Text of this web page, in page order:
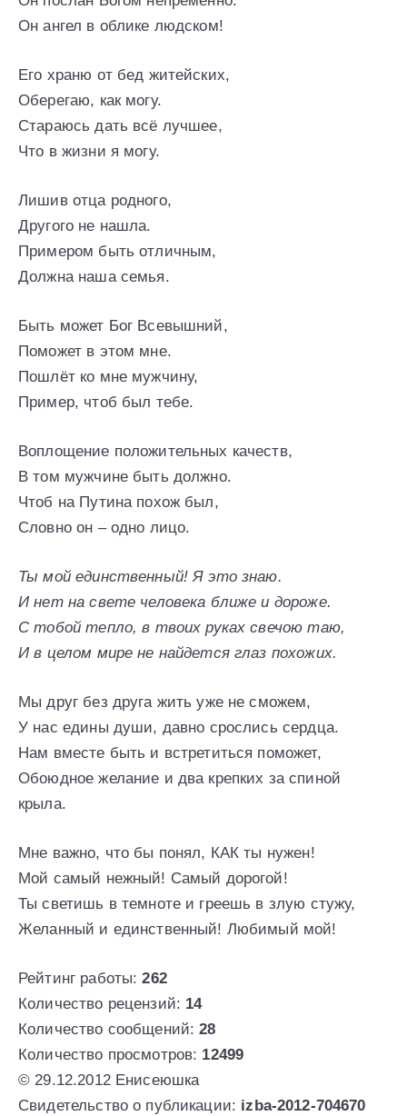
Он ангел в облике людском!
Его храню от бед житейских,
Оберегаю, как могу.
Стараюсь дать всё лучшее,
Что в жизни я могу.
Лишив отца родного,
Другого не нашла.
Примером быть отличным,
Должна наша семья.
Быть может Бог Всевышний,
Поможет в этом мне.
Пошлёт ко мне мужчину,
Пример, чтоб был тебе.
Воплощение положительных качеств,
В том мужчине быть должно.
Чтоб на Путина похож был,
Словно он – одно лицо.
Ты мой единственный! Я это знаю.
И нет на свете человека ближе и дороже.
С тобой тепло, в твоих руках свечою таю,
И в целом мире не найдется глаз похожих.
Мы друг без друга жить уже не сможем,
У нас едины души, давно срослись сердца.
Нам вместе быть и встретиться поможет,
Обоюдное желание и два крепких за спиной
крыла.
Мне важно, что бы понял, КАК ты нужен!
Мой самый нежный! Самый дорогой!
Ты светишь в темноте и греешь в злую стужу,
Желанный и единственный! Любимый мой!
Рейтинг работы:262
Количество рецензий: 14
Количество сообщений:28
Количество просмотров: 12499
© 29.12.2012 Енисеюшка
Свидетельство о публикации: izba-2012-704670